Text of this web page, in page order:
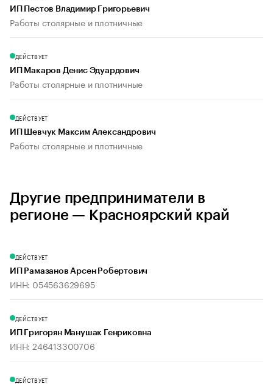
ИП Пестов Владимир Григорьевич
Работы столярные и плотничные
ДЕЙСТВУЕТ
ИП Макаров Денис Эдуардович
Работы столярные и плотничные
ДЕЙСТВУЕТ
ИП Шевчук Максим Александрович
Работы столярные и плотничные
Другие предприниматели в
регионе — Красноярский край
ДЕЙСТВУЕТ
ИП Рамазанов Арсен Робертович
ИНН: 054563629695
ДЕЙСТВУЕТ
ИП Григорян Манушак Генриковна
ИНН: 246413300706
ДЕЙСТВУЕТ